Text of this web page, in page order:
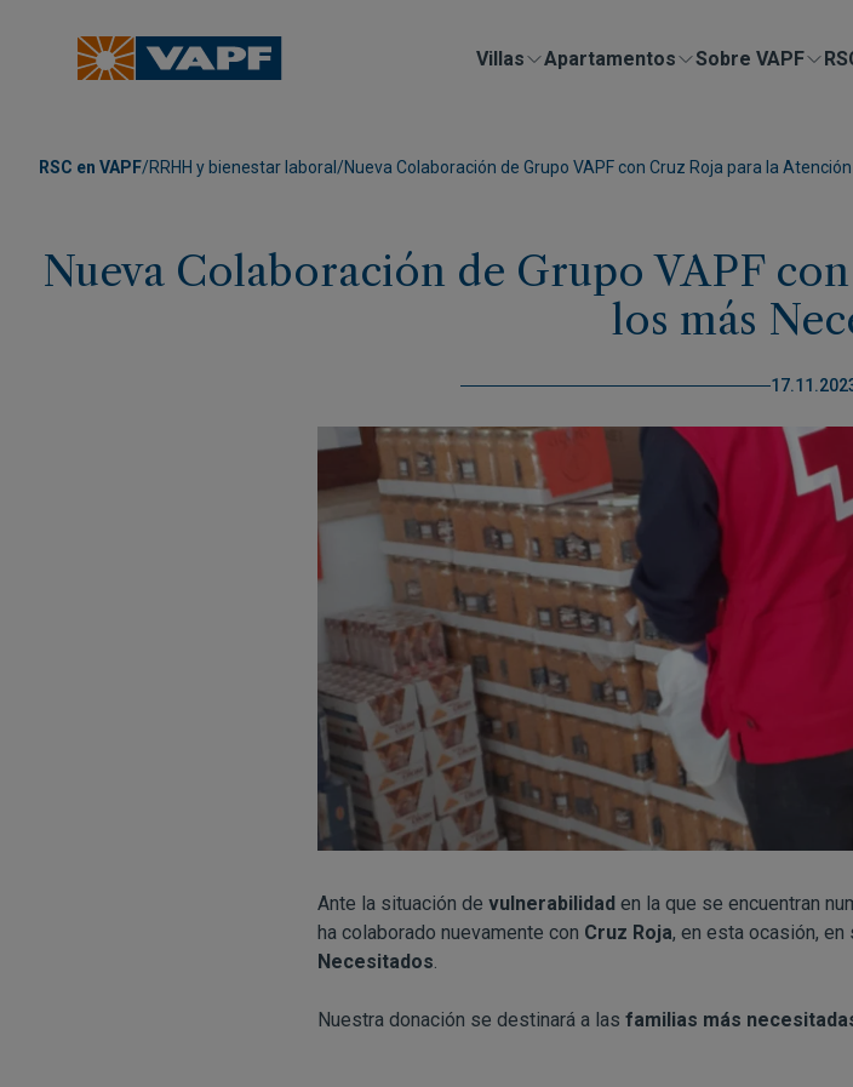
Villas Apartamentos Sobre VAPF
RSC en VAPF/RRHH y bienestar laboral /Nueva Colaboración de Grupo VAPF con Cruz Roja para la
Nueva Colaboración de Grupo VAPF
los más
Ante la situación de vulnerabilidad en la que se encuentran
ha colaborado nuevamente con Cruz Roja, en esta ocasión,
Necesitados.
Nuestra donación se destinará a las familias más